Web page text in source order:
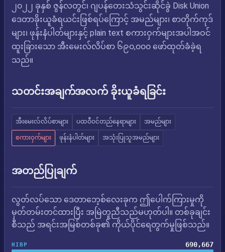
၂၀၂၂ ခုနှစ် ဇွန်လတွင်၊ ဂျပန်တေးသံသွင်းဆိုင်ခွဲ Disk Union
ဒေတာခိုးယူခံရယင်းဖြစ်ရပ်ကြောင့် အမည်များ၊ စာတိုက်ကုဒ်
များ၊ ဖုန်းနံပါတ်များနှင့် plain text စကားဝှက်များအပါအဝင်
ထူးခြားသော အီးမေးလ်လိပ်စာ ၆၉၀,၀၀၀ ဖော်ထုတ်ခံခဲ့ရ
သည်။
သတင်းအချက်အလက် ခိုးယူခံရခြင်း
အီးမေးလ်လိပ်စာများ ပထဝီဝင်တည်နေရာများ အမည်များ
စကားဝှက်များ ဖုန်းနံပါတ်များ အသုံးပြုသူအမည်များ
အတည်ပြုချက်
လွတ်လပ်သော ဒေတာဘေ့စ်လေးခုက ဤပေါက်ကြားမှုကို
မှတ်တမ်းတင်ထားပြီး အမြဲတူညီသည်မဟုတ်ပါ။ တစ်ခုချင်း
စီသည် အရင်းအမြစ်တစ်ခု၏ ကိုယ်ပိုင်ရေတွက်မှုဖြစ်သည်။
HIBP 690,667